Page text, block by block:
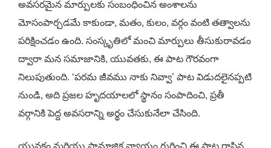
అవసరమైన మార్పులకు సంబంధించిన అంశాలను
మోసంపార్చడమే కాకుండా, మతం, కులం, వర్గం వంటి తత్వాలను
పరిక్షించడం ఉంది. సంస్కృతిలో మంచి మార్పులు తీసుకురావడం
ద్వారా మన సమాజానికి, యువతకు, ఈ పాట గౌరవంగా
నిలుపుతుంది. ‘పరమ జీవము నాకు నివ్వా’ పాట విడుదలైనప్పటి
నుండి, అది ప్రజల హృదయాలలో స్థానం సంపాదించి, ప్రతీ
వర్గానికి పెద్ద అవసరాన్ని అర్థం చేసుకునేలా చేసింది.
యువకం మరియు సామాజిక న్యాయం గురించి ఈ పాట రాసిన